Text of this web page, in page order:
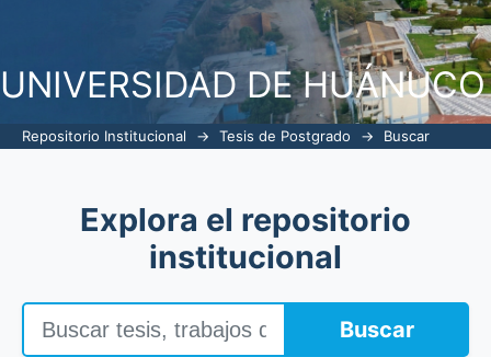
UNIVERSIDAD DE HUÁNUCO
Repositorio Institucional → Tesis de Postgrado → Buscar
Explora el repositorio
institucional
Buscar